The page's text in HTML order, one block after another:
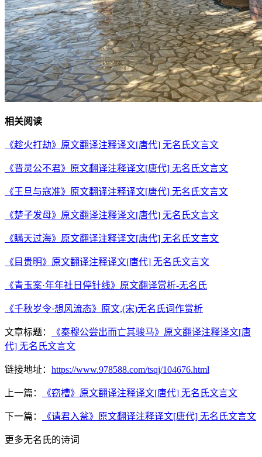
相关阅读
《趁火打劫》原文翻译注释译文[唐代] 无名氏文言文
《晋灵公不君》原文翻译注释译文[唐代] 无名氏文言文
《王旦与寇准》原文翻译注释译文[唐代] 无名氏文言文
《楚子发母》原文翻译注释译文[唐代] 无名氏文言文
《瞒天过海》原文翻译注释译文[唐代] 无名氏文言文
《目贵明》原文翻译注释译文[唐代] 无名氏文言文
《青玉案·年年社日停针线》原文翻译赏析-无名氏
《千秋岁令·想风流态》原文,(宋)无名氏词作赏析
文章标题：
《秦穆公尝出而亡其骏马》原文翻译注释译文[唐
代] 无名氏文言文
链接地址： https://www.978588.com/tsqj/104676.html
上一篇： 《窃槽》原文翻译注释译文[唐代] 无名氏文言文
下一篇： 《请君入瓮》原文翻译注释译文[唐代] 无名氏文言文
更多无名氏的诗词